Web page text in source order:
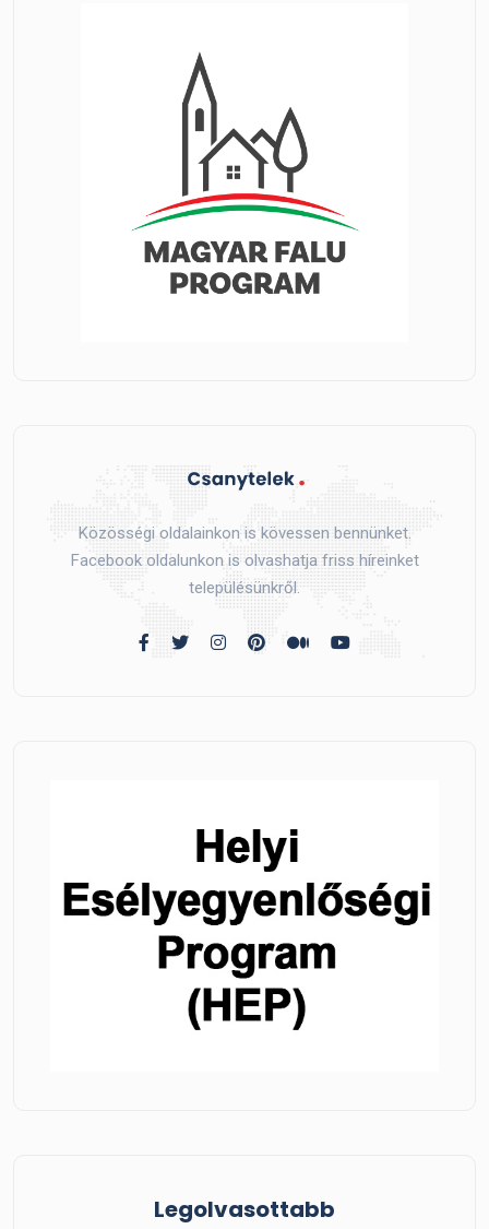
Közösségi oldalainkon is kövessen bennünket.
Facebook oldalunkon is olvashatja friss híreinket
településünkről.
Legolvasottabb